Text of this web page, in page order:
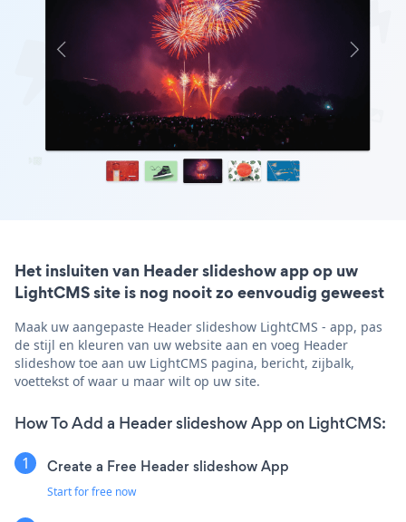
Het insluiten van Header slideshow app op uw
LightCMS site is nog nooit zo eenvoudig geweest
Maak uw aangepaste Header slideshow LightCMS - app, pas
de stijl en kleuren van uw website aan en voeg Header
slideshow toe aan uw LightCMS pagina, bericht, zijbalk,
voettekst of waar u maar wilt op uw site.
How To Add a Header slideshow App on LightCMS:
Create a Free Header slideshow App
Start for free now